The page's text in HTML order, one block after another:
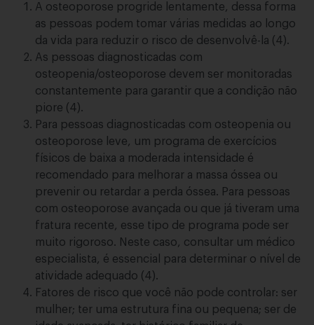
A osteoporose progride lentamente, dessa forma
as pessoas podem tomar várias medidas ao longo
da vida para reduzir o risco de desenvolvê-la (4).
As pessoas diagnosticadas com
osteopenia/osteoporose devem ser monitoradas
constantemente para garantir que a condição não
piore (4).
Para pessoas diagnosticadas com osteopenia ou
osteoporose leve, um programa de exercícios
físicos de baixa a moderada intensidade é
recomendado para melhorar a massa óssea ou
prevenir ou retardar a perda óssea. Para pessoas
com osteoporose avançada ou que já tiveram uma
fratura recente, esse tipo de programa pode ser
muito rigoroso. Neste caso, consultar um médico
especialista, é essencial para determinar o nível de
atividade adequado (4).
Fatores de risco que você não pode controlar: ser
mulher; ter uma estrutura fina ou pequena; ser de